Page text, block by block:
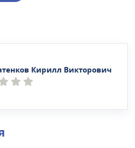
Кирилл Викторович